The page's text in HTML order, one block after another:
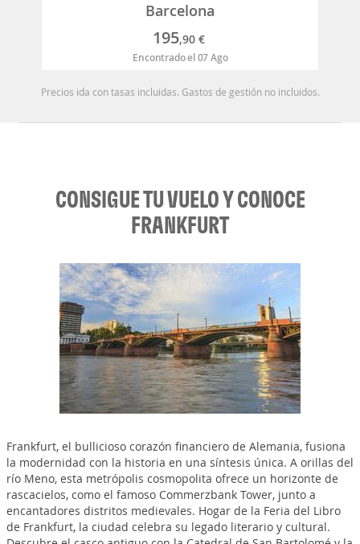
Barcelona
195,90 €
Encontrado el 07 Ago
Precios ida con tasas incluidas. Gastos de gestión no incluidos.
CONSIGUE TU VUELO Y CONOCE
FRANKFURT
Frankfurt, el bullicioso corazón financiero de Alemania, fusiona
la modernidad con la historia en una síntesis única. A orillas del
río Meno, esta metrópolis cosmopolita ofrece un horizonte de
rascacielos, como el famoso Commerzbank Tower, junto a
encantadores distritos medievales. Hogar de la Feria del Libro
de Frankfurt, la ciudad celebra su legado literario y cultural.